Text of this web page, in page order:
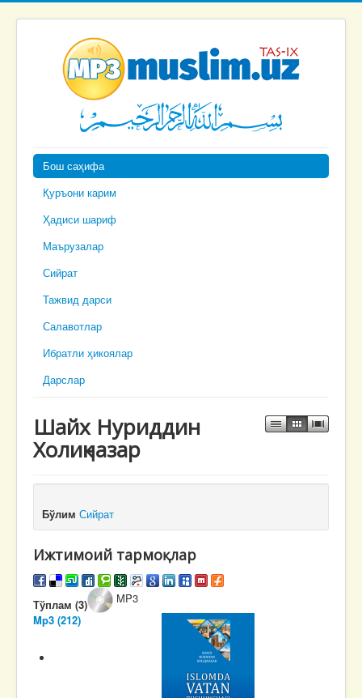
Бош саҳифа
Қуръони карим
Ҳадиси шариф
Маърузалар
Сийрат
Тажвид дарси
Салавотлар
Ибратли ҳикоялар
Дарслар
Шайх Нуриддин
Холиқназар
Бўлим Сийрат
Ижтимоий тармоқлар
Тўплам (3)
Mp3 (212)
MP3